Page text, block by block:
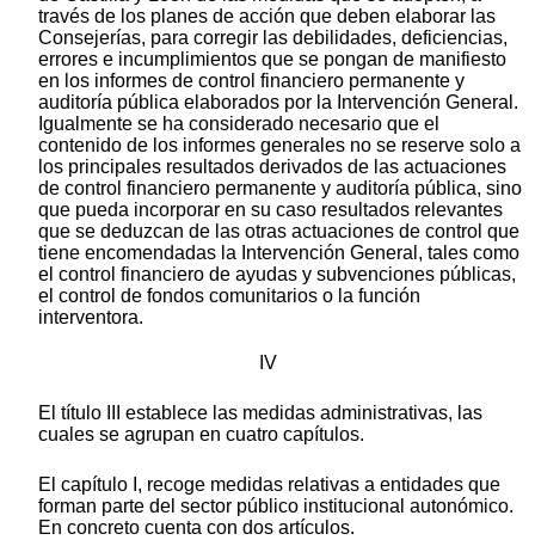
través de los planes de acción que deben elaborar las
Consejerías, para corregir las debilidades, deficiencias,
errores e incumplimientos que se pongan de manifiesto
en los informes de control financiero permanente y
auditoría pública elaborados por la Intervención General.
Igualmente se ha considerado necesario que el
contenido de los informes generales no se reserve solo a
los principales resultados derivados de las actuaciones
de control financiero permanente y auditoría pública, sino
que pueda incorporar en su caso resultados relevantes
que se deduzcan de las otras actuaciones de control que
tiene encomendadas la Intervención General, tales como
el control financiero de ayudas y subvenciones públicas,
el control de fondos comunitarios o la función
interventora.
IV
El título III establece las medidas administrativas, las
cuales se agrupan en cuatro capítulos.
El capítulo I, recoge medidas relativas a entidades que
forman parte del sector público institucional autonómico.
En concreto cuenta con dos artículos.